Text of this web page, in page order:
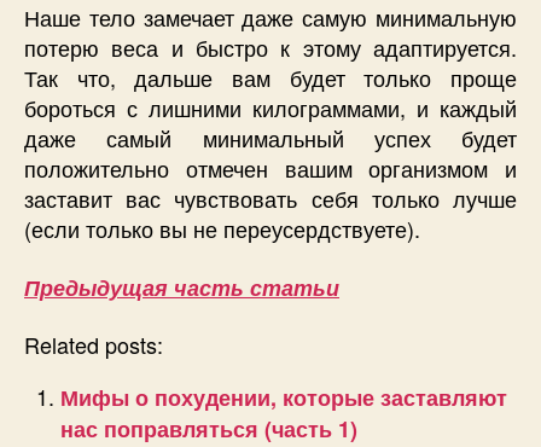
Наше тело замечает даже самую минимальную
потерю веса и быстро к этому адаптируется.
Так что, дальше вам будет только проще
бороться с лишними килограммами, и каждый
даже самый минимальный успех будет
положительно отмечен вашим организмом и
заставит вас чувствовать себя только лучше
(если только вы не переусердствуете).
Предыдущая часть статьи
Related posts:
Мифы о похудении, которые заставляют
нас поправляться (часть 1)